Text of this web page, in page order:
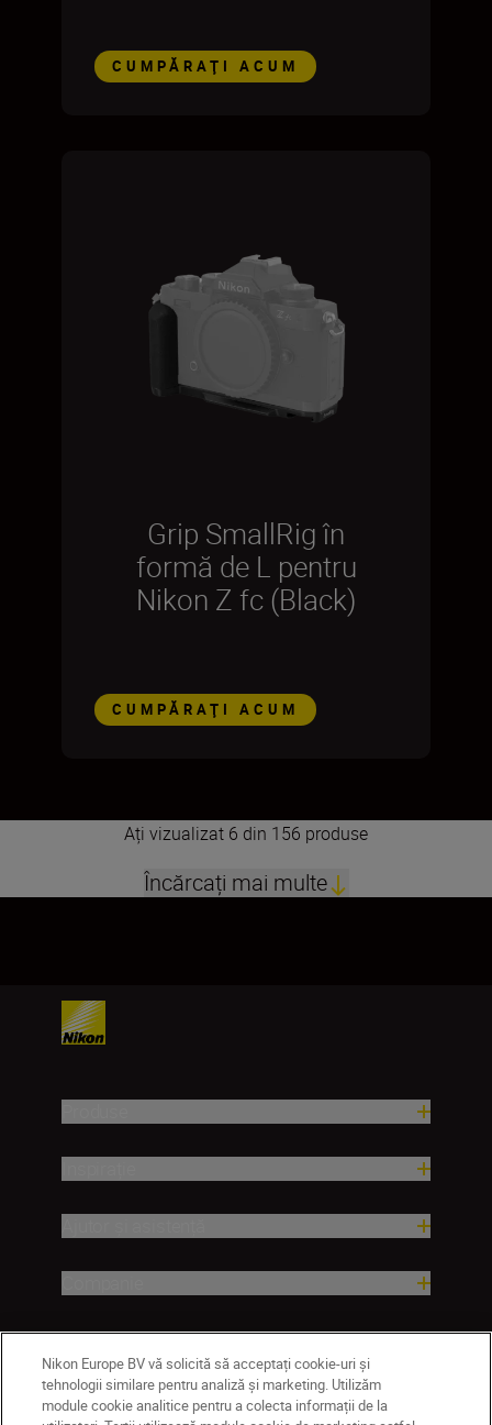
CUMPĂRAŢI ACUM
Grip SmallRig în
formă de L pentru
Nikon Z fc (Black)
CUMPĂRAŢI ACUM
Ați vizualizat 6 din 156 produse
Încărcați mai multe
1234567891011121314151617
Nikon Europe BV vă solicită să acceptați cookie-uri și
tehnologii similare pentru analiză și marketing. Utilizăm
module cookie analitice pentru a colecta informații de la